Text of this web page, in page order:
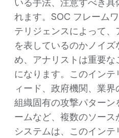
いる手法、注意すべき具
れます。SOC フレーム
テリジェンスによって
を表しているのかノイ
め、アナリストは重要な
になります。このイン
ィード、政府機関、業界
組織固有の攻撃パター
ームなど、複数のソー
システムは、このインテ